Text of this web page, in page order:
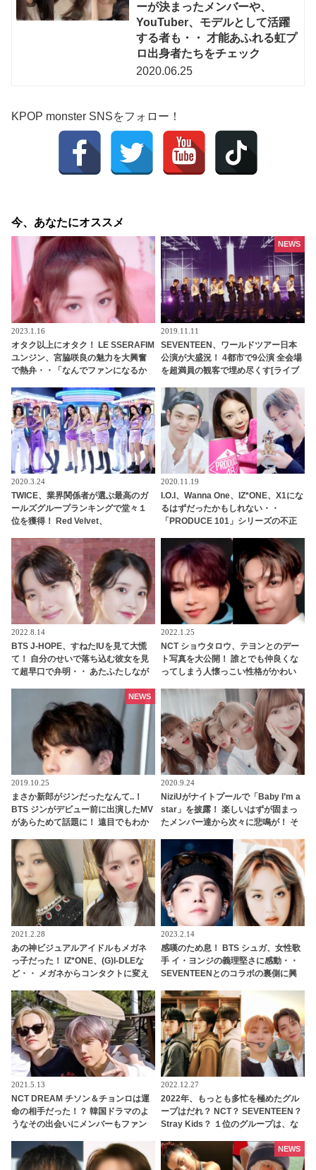
ーが決まったメンバーや、
YouTuber、モデルとして活躍
する者も・・ 才能あふれる虹プ
ロ出身者たちをチェック
2020.06.25
KPOP monster SNSをフォロー！
今、あなたにオススメ
2023.1.16
オタク以上にオタク！ LE SSERAFIM
ユンジン、宮脇咲良の魅力を大興奮
で熱弁・・「なんでファンになるか
かわいすぎる
2019.11.11
SEVENTEEN、ワールドツアー日本
公演が大盛況！ 4都市で9公演 全会場
を超満員の観客で埋め尽くす[ライブ
NEWS
2020.3.24
TWICE、業界関係者が選ぶ最高のガ
ールズグループランキングで堂々１
位を獲得！ Red Velvet、
2020.11.19
I.O.I、Wanna One、IZ*ONE、X1にな
るはずだったかもしれない・・
「PRODUCE 101」シリーズの不正
人の氏名が公表
2022.8.14
BTS J-HOPE、すねたIUを見て大慌
て！ 自分のせいで落ち込む彼女を見
て超早口で弁明・・ あたふたしなが
2022.1.25
NCT ショウタロウ、テヨンとのデー
ト写真を大公開！ 誰とでも仲良くな
ってしまう人懐っこい性格がかわい
2019.10.25
まさか新郎がジンだったなんて..！
BTS ジンがデビュー前に出演したMV
があらためて話題に！ 遠目でもわか
愕…貴重すぎる映像に感激
NEWS
2020.9.24
NiziUがナイトプールで「Baby I’m a
star」を披露！ 楽しいはずが固まっ
たメンバー達から次々に悲鳴が！ そ
2021.2.28
あの神ビジュアルアイドルもメガネ
っ子だった！ IZ*ONE、(G)I-DLEな
ど・・ メガネからコンタクトに変え
ち
2023.2.14
感嘆のため息！ BTS シュガ、女性歌
手 イ・ヨンジの義理堅さに感動・・
SEVENTEENとのコラボの裏側に興
2021.5.13
NCT DREAM チソン＆チョンロは運
命の相手だった！？ 韓国ドラマのよ
うなその出会いにメンバーもファン
は？
2022.12.27
2022年、もっとも多忙を極めたグル
ープはだれ？ NCT？ SEVENTEEN？
Stray Kids？ １位のグループは、な
こなす
NEWS